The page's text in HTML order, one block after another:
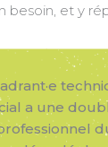
besoin, et y
a une